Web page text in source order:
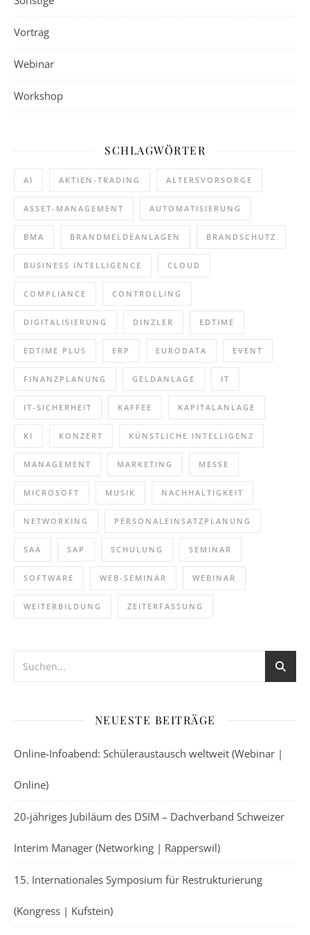
Vortrag
Webinar
Workshop
SCHLAGWÖRTER
AI AKTIEN-TRADING ALTERSVORSORGE
ASSET-MANAGEMENT AUTOMATISIERUNG
BMA BRANDMELDEANLAGEN BRANDSCHUTZ
BUSINESS INTELLIGENCE CLOUD
COMPLIANCE CONTROLLING
DIGITALISIERUNG DINZLER EDTIME
EDTIME PLUS ERP EURODATA EVENT
FINANZPLANUNG GELDANLAGE IT
IT-SICHERHEIT KAFFEE KAPITALANLAGE
KI KONZERT KÜNSTLICHE INTELLIGENZ
MANAGEMENT MARKETING MESSE
MICROSOFT MUSIK NACHHALTIGKEIT
NETWORKING PERSONALEINSATZPLANUNG
SAA SAP SCHULUNG SEMINAR
SOFTWARE WEB-SEMINAR WEBINAR
WEITERBILDUNG ZEITERFASSUNG
NEUESTE BEITRÄGE
Online-Infoabend: Schüleraustausch weltweit (Webinar |
Online)
20-jähriges Jubiläum des DSIM – Dachverband Schweizer
Interim Manager (Networking | Rapperswil)
15. Internationales Symposium für Restrukturierung
(Kongress | Kufstein)